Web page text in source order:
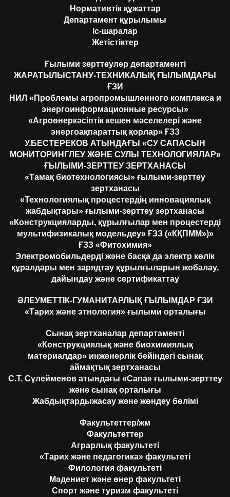
Нормативтік құжаттар
Департамент құрылымы
Іс-шаралар
Жетістіктер
Ғылыми зерттеулер департаменті
ЖАРАТЫЛЫСТАНУ-ТЕХНИКАЛЫҚ ҒЫЛЫМДАРЫ
ҒЗИ
НИЛ «Проблемы агропромышленного комплекса и
энергоинформационные ресурсы»
«Агроөнеркәсіптік кешен мәселелері және
энергоақпараттық қорлар» ҒЗЗ
У.БЕСТЕРЕКОВ АТЫНДАҒЫ «СУ САПАСЫН
МОНИТОРИНГЛЕУ ЖӘНЕ СУЛЫ ТЕХНОЛОГИЯЛАР»
ҒЫЛЫМИ-ЗЕРТТЕУ ЗЕРТХАНАСЫ
«Тамақ биотехнологиясы» ғылыми-зерттеу
зертханасы
«Технологиялық процестердің инновациялық
жабдықтары» ғылыми-зерттеу зертханасы
«Конструкцияларды, құрылғылар мен процестерді
мультифизикалық модельдеу» ҒЗЗ («КҚПММ»)»
ҒЗЗ «Фитохимия»
Электромобильдерді және басқа да электр көлік
құралдары мен зарядтау құрылғыларын жобалау,
дайындау және сертификаттау
ӘЛЕУМЕТТІК-ГУМАНИТАРЛЫҚ ҒЫЛЫМДАР ҒЗИ
«Тарих және этнология» ғылыми орталығы
Сынақ зертханалар департаменті
«Конструкциялық және биохимиялық
материалдар» инженерлік бейіндегі сынақ
аймақтық зертханасы
С.Т. Сүлейменов атындағы «Сапа» ғылыми-зерттеу
және сынақ орталығы
Жабдықтардыжасау және жөндеу бөлімі
Факультеттер/жм
Факультеттер
Аграрлық факультеті
«Тарих және педагогика» факультеті
Филология факультеті
Мәдениет және өнер факультеті
Спорт және туризм факультеті